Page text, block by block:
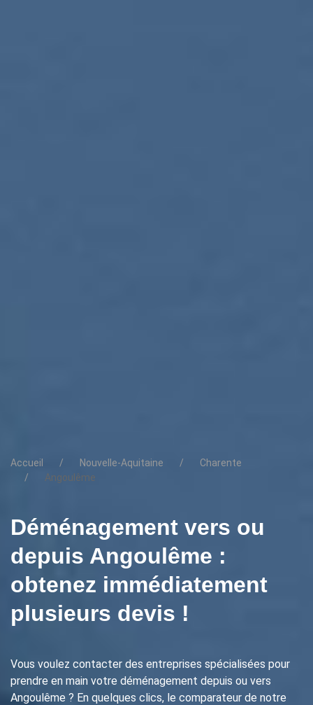
Accueil Nouvelle-Aquitaine
Charente
Angoulême
Déménagement vers ou
depuis Angoulême :
obtenez immédiatement
plusieurs devis !
Vous voulez contacter des entreprises spécialisées pour
prendre en main votre déménagement depuis ou vers
Angoulême ? En quelques clics, le comparateur de notre